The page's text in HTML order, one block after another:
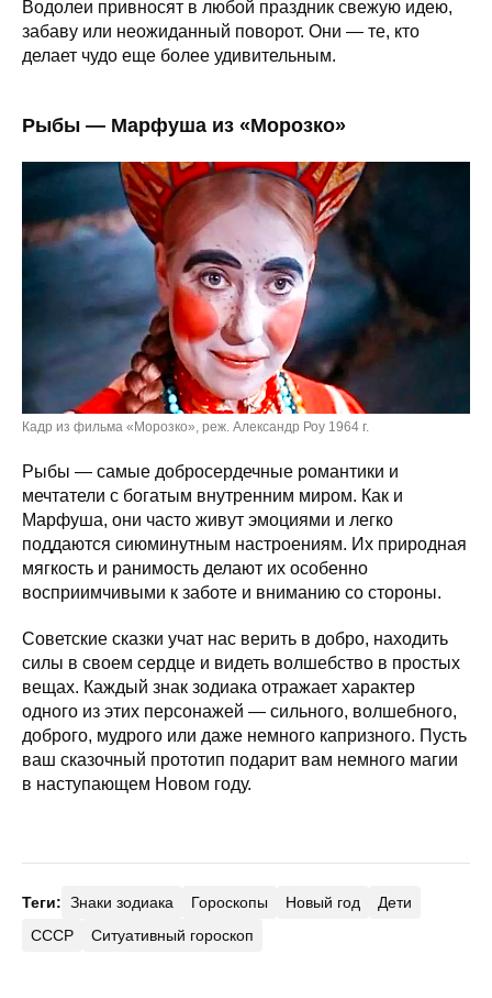
Водолеи привносят в любой праздник свежую идею,
забаву или неожиданный поворот. Они — те, кто
делает чудо еще более удивительным.
Рыбы — Марфуша из «Морозко»
Кадр из фильма «Морозко», реж. Александр Роу 1964 г.
Рыбы — самые добросердечные романтики и
мечтатели с богатым внутренним миром. Как и
Марфуша, они часто живут эмоциями и легко
поддаются сиюминутным настроениям. Их природная
мягкость и ранимость делают их особенно
восприимчивыми к заботе и вниманию со стороны.
Советские сказки учат нас верить в добро, находить
силы в своем сердце и видеть волшебство в простых
вещах. Каждый знак зодиака отражает характер
одного из этих персонажей — сильного, волшебного,
доброго, мудрого или даже немного капризного. Пусть
ваш сказочный прототип подарит вам немного магии
в наступающем Новом году.
Теги: Знаки зодиака Гороскопы Новый год
Дети
СССР
Ситуативный гороскоп